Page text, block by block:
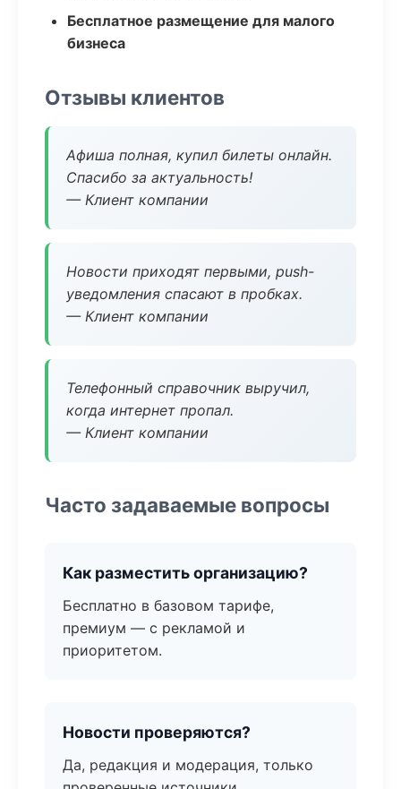
Бесплатное размещение для малого
бизнеса
Отзывы клиентов
Афиша полная, купил билеты онлайн.
Спасибо за актуальность!
— Клиент компании
Новости приходят первыми, push-
уведомления спасают в пробках.
— Клиент компании
Телефонный справочник выручил,
когда интернет пропал.
— Клиент компании
Часто задаваемые вопросы
Как разместить организацию?
Бесплатно в базовом тарифе,
премиум — с рекламой и
приоритетом.
Новости проверяются?
Да, редакция и модерация, только